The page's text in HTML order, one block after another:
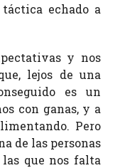
echado a
y nos
lejos de una
es un
con ganas, y a
Pero
de las personas
que nos falta